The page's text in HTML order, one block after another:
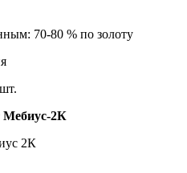
70-80 % по золоту
Мебиус-2К
2К